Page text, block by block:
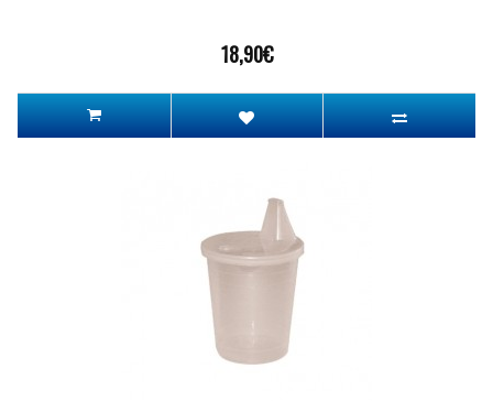
18,90€